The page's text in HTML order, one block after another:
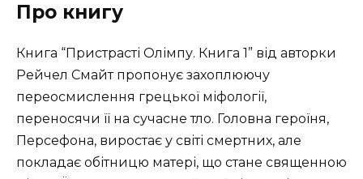
Про книгу
Книга “Пристрасті Олімпу. Книга 1” від авторки
Рейчел Смайт пропонує захоплюючу
переосмислення грецької міфології,
переносячи її на сучасне тло. Головна героїня,
Персефона, виростає у світі смертних, але
покладає обітницю матері, що стане священною